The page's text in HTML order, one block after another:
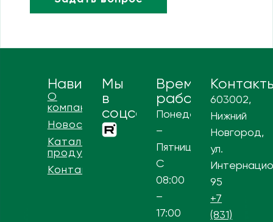
Навигация
О
компании
Новости
Каталог
продукции
Контакты
Мы
в
соцсетях
Время
работы
Понедельник
–
Пятница
С
08:00
–
17:00
603002,
Нижний
Новгород,
ул.
95
+7
(831)